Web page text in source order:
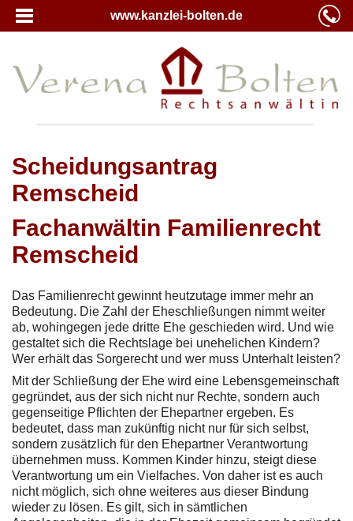
www.kanzlei-bolten.de
Scheidungsantrag
Remscheid
Fachanwältin Familienrecht
Remscheid
Das Familienrecht gewinnt heutzutage immer mehr an
Bedeutung. Die Zahl der Eheschließungen nimmt weiter
ab, wohingegen jede dritte Ehe geschieden wird. Und wie
gestaltet sich die Rechtslage bei unehelichen Kindern?
Wer erhält das Sorgerecht und wer muss Unterhalt leisten?
Mit der Schließung der Ehe wird eine Lebensgemeinschaft
gegründet, aus der sich nicht nur Rechte, sondern auch
gegenseitige Pflichten der Ehepartner ergeben. Es
bedeutet, dass man zukünftig nicht nur für sich selbst,
sondern zusätzlich für den Ehepartner Verantwortung
übernehmen muss. Kommen Kinder hinzu, steigt diese
Verantwortung um ein Vielfaches. Von daher ist es auch
nicht möglich, sich ohne weiteres aus dieser Bindung
wieder zu lösen. Es gilt, sich in sämtlichen